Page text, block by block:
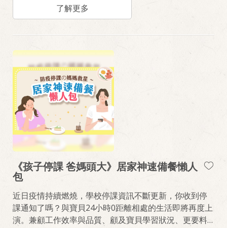
了解更多
《孩子停課 爸媽頭大》居家神速備餐懶人
包
近日疫情持續燃燒，學校停課資訊不斷更新，你收到停
課通知了嗎？與寶貝24小時0距離相處的生活即將再度上
演。兼顧工作效率與品質、顧及寶貝學習狀況、更要料